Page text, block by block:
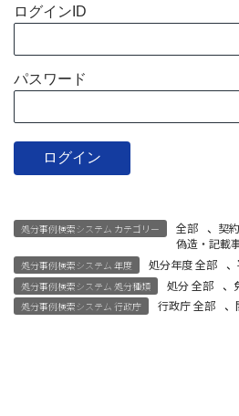
ログインID
パスワード
処分事例検索システム カテゴリー 全部 、 契
偽造・記載
処分事例検索システム 年度 処分年度 全部 、
処分事例検索システム 処分種類 処分 全部 、
処分事例検索システム 行政庁 行政庁 全部 、